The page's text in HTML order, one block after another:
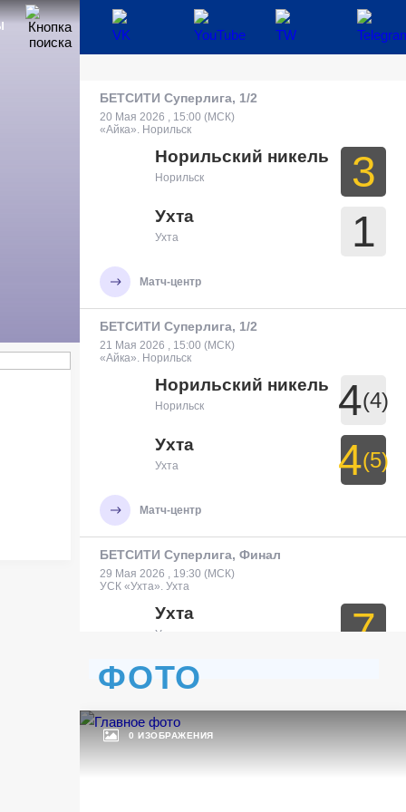
БЕТСИТИ Суперлига, 1/2
20 Мая 2026 , 15:00 (МСК)
«Айка». Норильск
Норильский никель
Норильск 3
Ухта
Ухта 1
Матч-центр
БЕТСИТИ Суперлига, 1/2
21 Мая 2026 , 15:00 (МСК)
«Айка». Норильск
Норильский никель
Норильск 4(4)
Ухта
Ухта 4(5)
Матч-центр
БЕТСИТИ Суперлига, Финал
29 Мая 2026 , 19:30 (МСК)
УСК «Ухта». Ухта
Ухта
Ухта 7
Тюмень
Матч-центр
ФОТО
0 ИЗОБРАЖЕНИЯ